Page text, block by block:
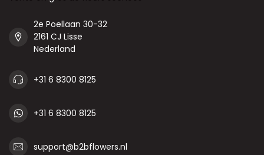
2e Poellaan 30-32
2161 CJ Lisse
Nederland
+31 6 8300 8125
+31 6 8300 8125
support@b2bflowers.nl